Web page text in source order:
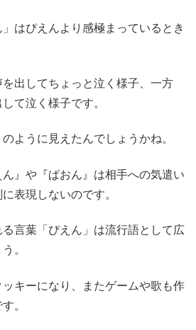
」はぴえんより感極まっているとき
を出してちょっと泣く様子、一方
て泣く様子です。
ように見えたんでしょうかね。
』や『ぱおん』は相手への気遣い
表現しないのです。
言葉「ぴえん」は流行語として広
。
キーになり、またゲームや歌も作
。